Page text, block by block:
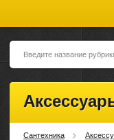
Сантехника